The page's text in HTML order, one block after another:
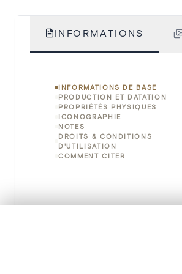
INFORMATIONS
INFORMATIONS DE BASE
PRODUCTION ET DATATION
PROPRIÉTÉS PHYSIQUES
ICONOGRAPHIE
NOTES
DROITS & CONDITIONS
D'UTILISATION
COMMENT CITER